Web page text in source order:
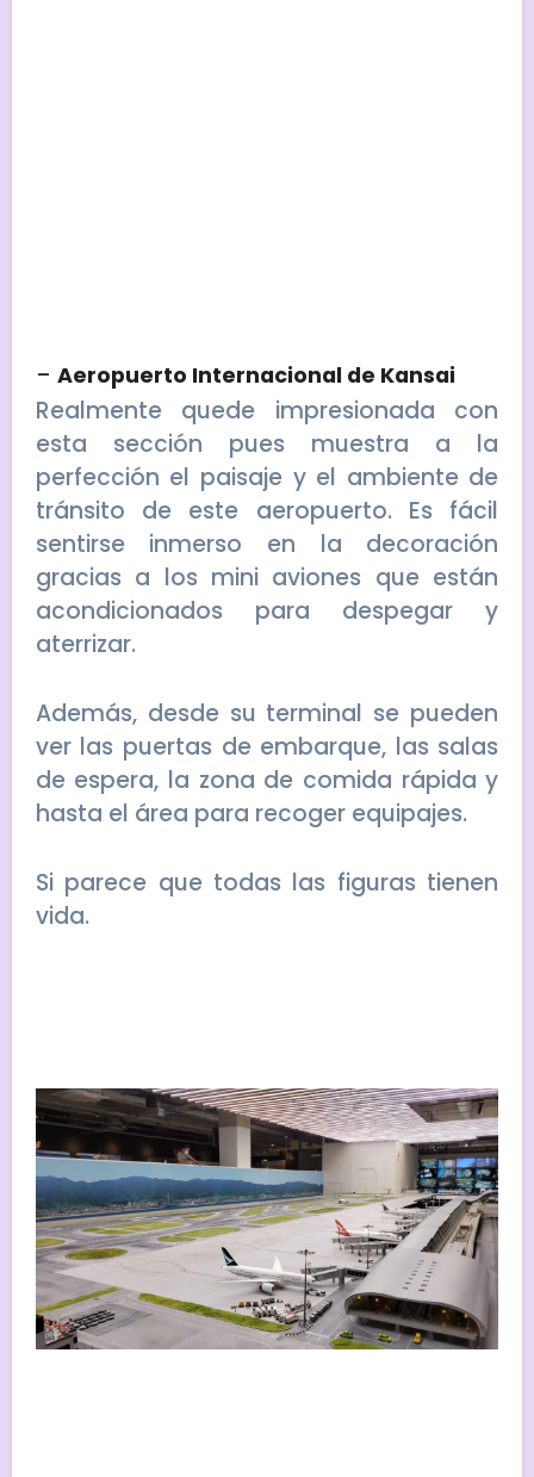
– Aeropuerto Internacional de Kansai
Realmente quede impresionada con
esta sección pues muestra a la
perfección el paisaje y el ambiente de
tránsito de este aeropuerto. Es fácil
sentirse inmerso en la decoración
gracias a los mini aviones que están
acondicionados para despegar y
aterrizar.
Además, desde su terminal se pueden
ver las puertas de embarque, las salas
de espera, la zona de comida rápida y
hasta el área para recoger equipajes.
Si parece que todas las figuras tienen
vida.